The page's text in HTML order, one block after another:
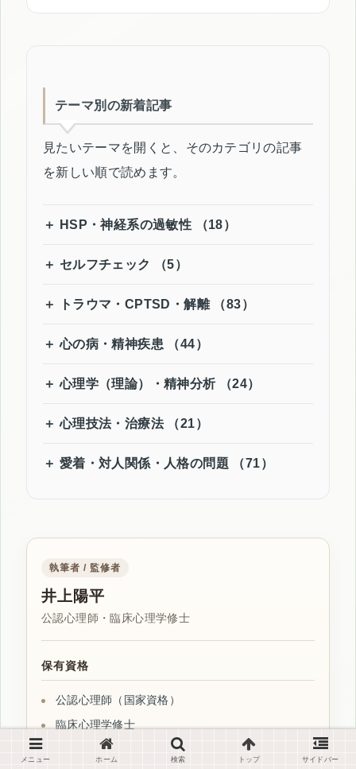
テーマ別の新着記事
見たいテーマを開くと、そのカテゴリの記事
を新しい順で読めます。
HSP・神経系の過敏性 （18）
セルフチェック （5）
トラウマ・CPTSD・解離 （83）
心の病・精神疾患 （44）
心理学（理論）・精神分析 （24）
心理技法・治療法 （21）
愛着・対人関係・人格の問題 （71）
執筆者 / 監修者
井上陽平
公認心理師・臨床心理学修士
保有資格
公認心理師（国家資格）
臨床心理学修士
臨床経験
メニュー ホーム 検索 トップ サイドバー